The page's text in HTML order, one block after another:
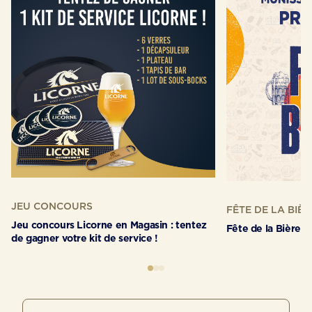
JEU CONCOURS
Jeu concours Licorne en Magasin : tentez
de gagner votre kit de service !
FÊTE DE LA
Fête de la Bière